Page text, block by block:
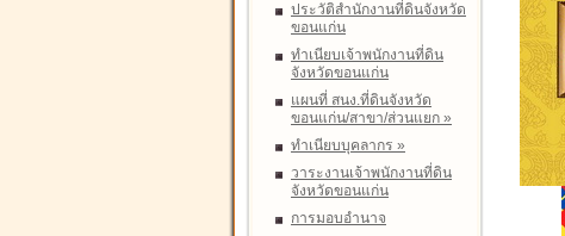
ประวัติสำนักงานที่ดินจังหวัด
ขอนแก่น
ทำเนียบเจ้าพนักงานที่ดิน
จังหวัดขอนแก่น
แผนที่ สนง.ที่ดินจังหวัด
ขอนแก่น/สาขา/ส่วนแยก »
ทำเนียบบุคลากร »
วาระงานเจ้าพนักงานที่ดิน
จังหวัดขอนแก่น
การมอบอำนาจ